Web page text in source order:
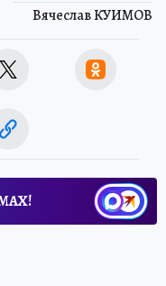
Вячеслав КУИМОВ